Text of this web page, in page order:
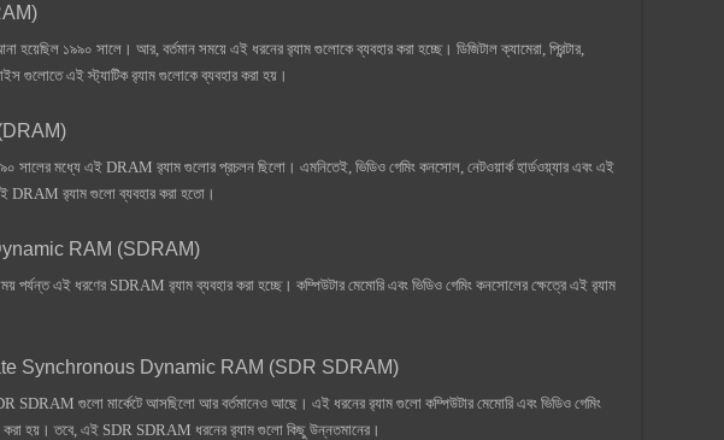
হয়েছিল ১৯৯০ সালে। আর, বর্তমান সময়ে এই ধরনের র‍্যাম গুলোকে ব্যবহার করা হচ্ছে। ডিজিটাল ক্যামেরা, প্রিন্টার,
গুলোতে এই স্ট্যাটিক র‍্যাম গুলোকে ব্যবহার করা হয়।
সালের মধ্যে এই DRAM র‍্যাম গুলোর প্রচলন ছিলো। এমনিতেই, ভিডিও গেমিং কনসোল, নেটওয়ার্ক হার্ডওয়্যার এবং এই
DRAM র‍্যাম গুলো ব্যবহার করা হতো।
RAM (SDRAM)
পর্যন্ত এই ধরণের SDRAM র‍্যাম ব্যবহার করা হচ্ছে। কম্পিউটার মেমোরি এবং ভিডিও গেমিং কনসোলের ক্ষেত্রে এই র‍্যাম
Synchronous Dynamic RAM (SDR SDRAM)
SDRAM গুলো মার্কেটে আসছিলো আর বর্তমানেও আছে। এই ধরনের র‍্যাম গুলো কম্পিউটার মেমোরি এবং ভিডিও গেমিং
করা হয়। তবে, এই SDR SDRAM ধরনের র‍্যাম গুলো কিছু উন্নতমানের।